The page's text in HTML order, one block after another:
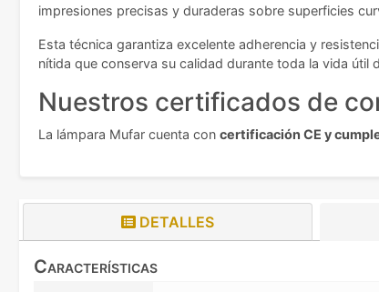
impresiones precisas y duraderas sobre superficies
Esta técnica garantiza excelente adherencia y
nítida que conserva su calidad durante toda la vida
Nuestros certificados de
La lámpara Mufar cuenta con certificación CE y
DETALLES
Características